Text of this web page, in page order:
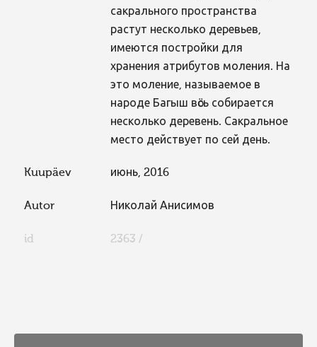
сакрального пространства
растут несколько деревьев,
имеются постройки для
хранения атрибутов моления. На
это моление, называемое в
народе Багыш вӧсь собирается
несколько деревень. Сакральное
место действует по сей день.
Kuupäev июнь, 2016
Autor Николай Анисимов
id 2363 /